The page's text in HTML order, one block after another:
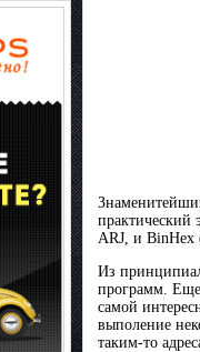
практический
ARJ, и BinHex
Из
программ. Еще
самой
выполение
таким-то